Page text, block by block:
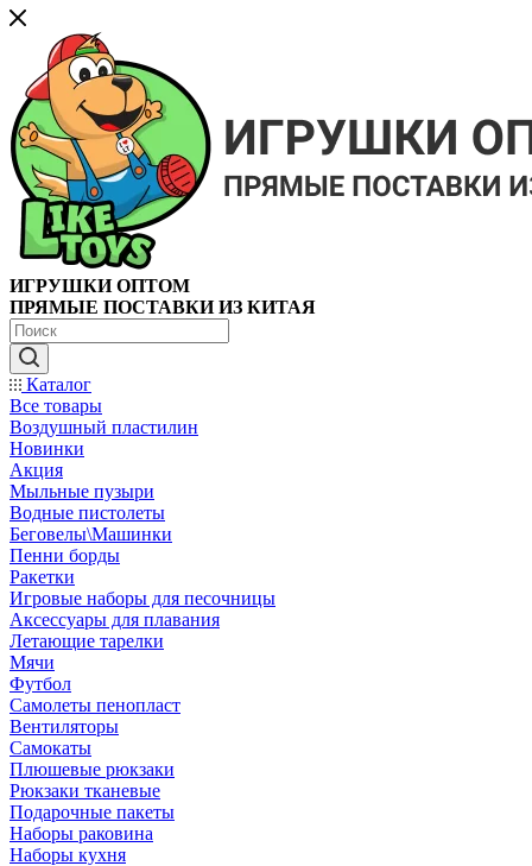
ИГРУШКИ ОПТОМ
ПРЯМЫЕ ПОСТАВКИ ИЗ КИТАЯ
Каталог
Все товары
Воздушный пластилин
Новинки
Акция
Мыльные пузыри
Водные пистолеты
Беговелы\Машинки
Пенни борды
Ракетки
Игровые наборы для песочницы
Аксессуары для плавания
Летающие тарелки
Мячи
Футбол
Самолеты пенопласт
Вентиляторы
Самокаты
Плюшевые рюкзаки
Рюкзаки тканевые
Подарочные пакеты
Наборы раковина
Наборы кухня